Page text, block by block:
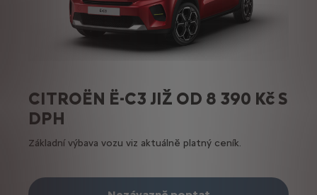
CITROËN Ë-C3 JIŽ OD 8 390 Kč S
DPH
Základní výbava vozu viz aktuálně platný ceník.